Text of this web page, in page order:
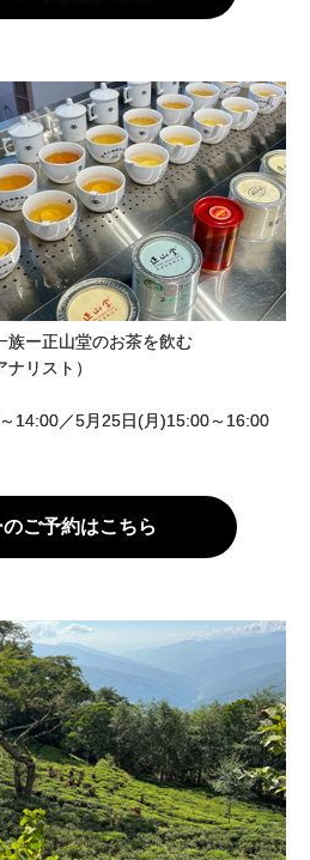
族ー正山堂のお茶を飲む
リスト）
14:00／5月25日(月)15:00～16:00
ご予約はこちら